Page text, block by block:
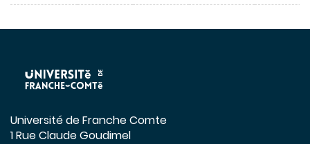
Université de Franche Comte
1 Rue Claude Goudimel